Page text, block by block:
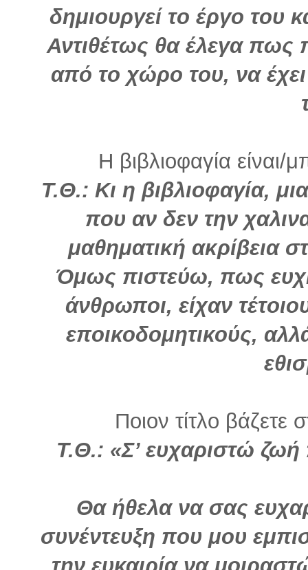
δημιουργεί το έργο του
Αντιθέτως θα έλεγα πως
από το χώρο του, να
Η βιβλιοφαγία είναι/
Τ.Θ.: Κι η βιβλιοφαγία,
που αν δεν την
μαθηματική ακρίβεια
Όμως πιστεύω, πως
άνθρωποι, είχαν
εποικοδομητικούς,
Ποιον τίτλο βάζετε
Τ.Θ.: «Σ’ ευχαριστώ
Θα ήθελα να σας
συνέντευξη που μου
την ευκαιρία να